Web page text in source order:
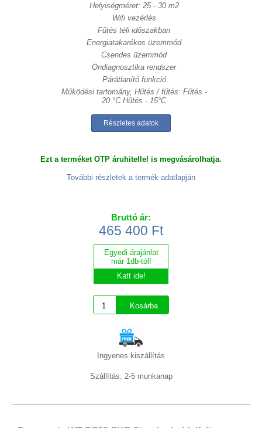
Helyiségméret: 25 - 30 m2
Wifi vezérlés
Fűtés téli időszakban
Energiatakarékos üzemmód
Csendes üzemmód
Öndiagnosztika rendszer
Párátlanító funkció
Működési tartomány, Hűtés / fűtés: Fűtés -
20 °C Hűtés - 15°C
Részletes adatok
Ezt a terméket OTP áruhitellel is megvásárolhatja.
További részletek a termék adatlapján
Bruttó ár:
465 400 Ft
Egyedi árajánlat
már 1db-tól!
Katt ide!
Ingyenes kiszállítás
Szállítás: 2-5 munkanap